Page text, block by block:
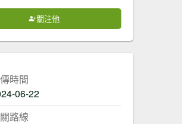
關注他
時間
06-22
路線